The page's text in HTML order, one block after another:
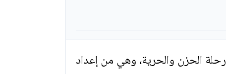
رحلة الحزن والحرية، وهي من إعداد